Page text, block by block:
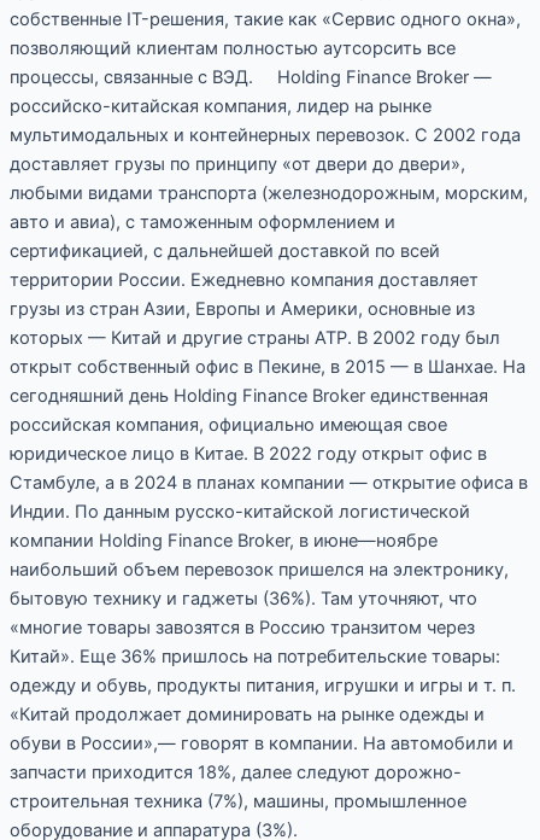
собственные IT-решения, такие как «Сервис одного окна»,
позволяющий клиентам полностью аутсорсить все
процессы, связанные с ВЭД. Holding Finance Broker —
российско-китайская компания, лидер на рынке
мультимодальных и контейнерных перевозок. С 2002 года
доставляет грузы по принципу «от двери до двери»,
любыми видами транспорта (железнодорожным, морским,
авто и авиа), с таможенным оформлением и
сертификацией, с дальнейшей доставкой по всей
территории России. Ежедневно компания доставляет
грузы из стран Азии, Европы и Америки, основные из
которых — Китай и другие страны АТР. В 2002 году был
открыт собственный офис в Пекине, в 2015 — в Шанхае. На
сегодняшний день Holding Finance Broker единственная
российская компания, официально имеющая свое
юридическое лицо в Китае. В 2022 году открыт офис в
Стамбуле, а в 2024 в планах компании — открытие офиса в
Индии. По данным русско-китайской логистической
компании Holding Finance Broker, в июне—ноябре
наибольший объем перевозок пришелся на электронику,
бытовую технику и гаджеты (36%). Там уточняют, что
«многие товары завозятся в Россию транзитом через
Китай». Еще 36% пришлось на потребительские товары:
одежду и обувь, продукты питания, игрушки и игры и т. п.
«Китай продолжает доминировать на рынке одежды и
обуви в России»,— говорят в компании. На автомобили и
запчасти приходится 18%, далее следуют дорожно-
строительная техника (7%), машины, промышленное
оборудование и аппаратура (3%).